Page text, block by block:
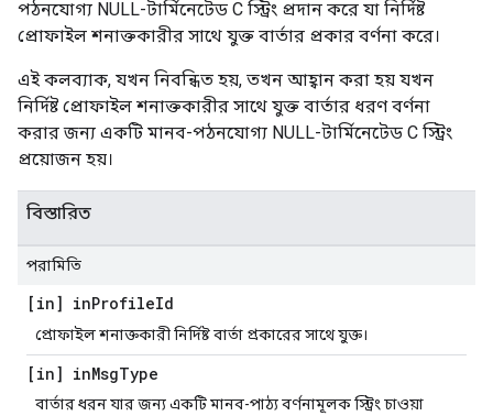
পঠনযোগ্য NULL-টার্মিনেটেড C স্ট্রিং প্রদান করে যা নির্দিষ্ট
প্রোফাইল শনাক্তকারীর সাথে যুক্ত বার্তার প্রকার বর্ণনা করে।
এই কলব্যাক, যখন নিবন্ধিত হয়, তখন আহ্বান করা হয় যখন
নির্দিষ্ট প্রোফাইল শনাক্তকারীর সাথে যুক্ত বার্তার ধরণ বর্ণনা
করার জন্য একটি মানব-পঠনযোগ্য NULL-টার্মিনেটেড C স্ট্রিং
প্রয়োজন হয়।
বিস্তারিত
পরামিতি
[in] inProfileId
প্রোফাইল শনাক্তকারী নির্দিষ্ট বার্তা প্রকারের সাথে যুক্ত।
[in] inMsgType
বার্তার ধরন যার জন্য একটি মানব-পাঠ্য বর্ণনামূলক স্ট্রিং চাওয়া